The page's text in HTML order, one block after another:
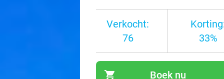
Verkocht:
76
33%
shopping_cart Boek nu